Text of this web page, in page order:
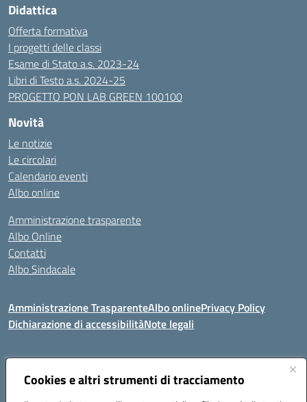
Cookies e altri strumenti di tracciamento
Didattica
Offerta formativa
I progetti delle classi
Esame di Stato a.s. 2023-24
Libri di Testo a.s. 2024-25
PROGETTO PON LAB GREEN 100100
Novità
Le notizie
Le circolari
Calendario eventi
Albo online
Amministrazione trasparente
Albo Online
Contatti
Albo Sindacale
Amministrazione TrasparenteAlbo onlinePrivacy Policy
Dichiarazione di accessibilitàNote legali
Indirizzo:Via De Martis s.n.c. 07029 Tempio Pausania (OT)